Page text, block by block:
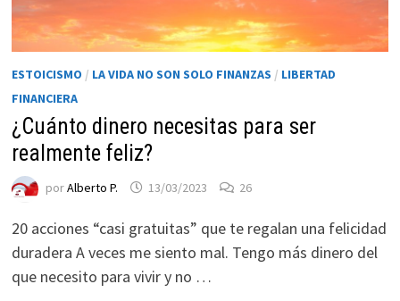
ESTOICISMO / LA VIDA NO SON SOLO FINANZAS / LIBERTAD
FINANCIERA
¿Cuánto dinero necesitas para ser
realmente feliz?
porAlberto P. 13/03/2023 26
20 acciones “casi gratuitas” que te regalan una felicidad
duradera A veces me siento mal. Tengo más dinero del
que necesito para vivir y no …